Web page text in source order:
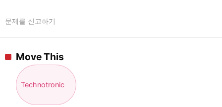
문제를 신고하기
Move This
Technotronic